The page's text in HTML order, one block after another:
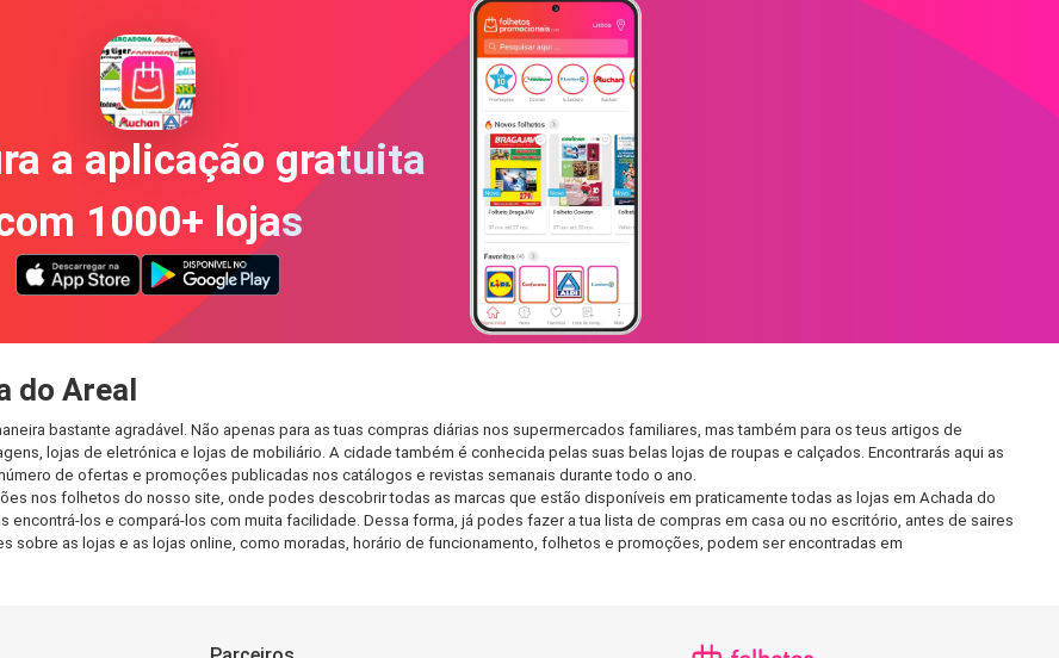
a aplicação gratuita
1000+ lojas
do Areal
bastante agradável. Não apenas para as tuas compras diárias nos supermercados familiares, mas também para os teus artigos de
lojas de eletrónica e lojas de mobiliário. A cidade também é conhecida pelas suas belas lojas de roupas e calçados. Encontrarás aqui as
de ofertas e promoções publicadas nos catálogos e revistas semanais durante todo o ano.
nos folhetos do nosso site, onde podes descobrir todas as marcas que estão disponíveis em praticamente todas as lojas em Achada do
los e compará-los com muita facilidade. Dessa forma, já podes fazer a tua lista de compras em casa ou no escritório, antes de saires
sobre as lojas e as lojas online, como moradas, horário de funcionamento, folhetos e promoções, podem ser encontradas em